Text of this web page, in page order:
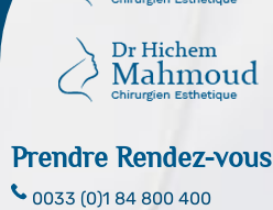
Prendre Rendez-vous
0033 (0)1 84 800 400